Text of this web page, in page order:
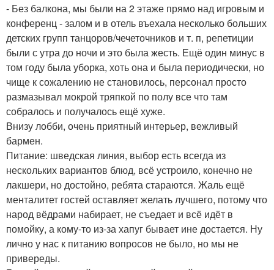
- Без балкона, мы были на 2 этаже прямо над игровым и
конференц - залом и в отель въехала несколько больших
детских групп танцоров/чечеточников и т. п, репетиции
были с утра до ночи и это была жесть. Ещё один минус в
том году была уборка, хоть она и была периодически, но
чище к сожалению не становилось, персонал просто
размазывал мокрой тряпкой по полу все что там
собралось и получалось ещё хуже.
Внизу лобби, очень приятный интерьер, вежливый
бармен.
Питание: шведская линия, выбор есть всегда из
нескольких вариантов блюд, всё устроило, конечно не
лакшери, но достойно, ребята стараются. Жаль ещё
менталитет гостей оставляет желать лучшего, потому что
народ вёдрами набирает, не съедает и всё идёт в
помойку, а кому-то из-за хапуг бывает ине достается. Ну
лично у нас к питанию вопросов не было, но мы не
привереды.